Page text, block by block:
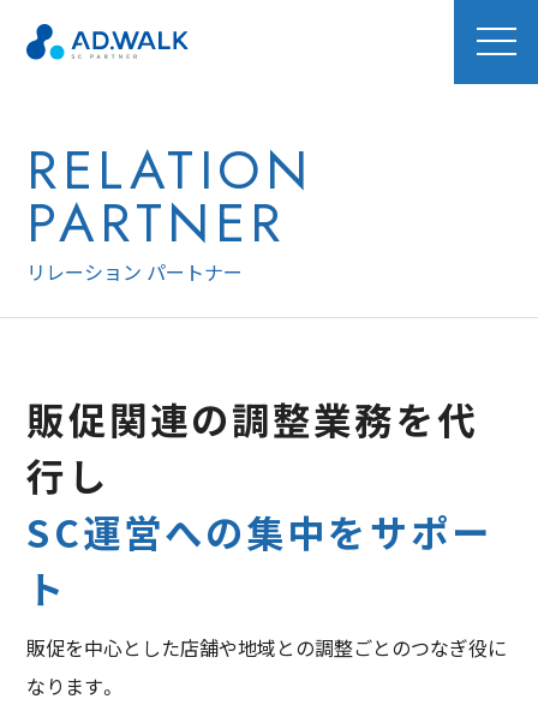
RELATION
PARTNER
リレーション パートナー
販促関連の調整業務を代
行し
SC運営への集中をサポー
ト
販促を中心とした店舗や地域との調整ごとのつなぎ役に
なります。